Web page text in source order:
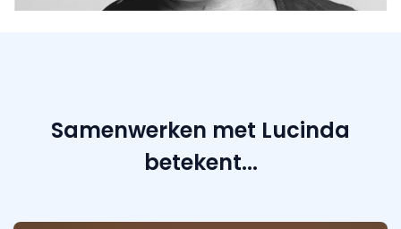
Samenwerken met Lucinda
betekent...